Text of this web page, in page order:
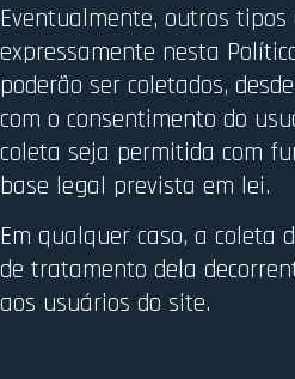
Eventualmente, outros
expressamente nesta
poderão ser coletados,
com o consentimento do
coleta seja permitida com
base legal prevista em lei.
Em qualquer caso, a coleta
de tratamento dela
aos usuários do site.